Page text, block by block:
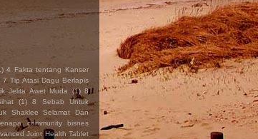
4 Fakta tentang Kanser
7 Tip Atasi Dagu Berlapis
Jelita Awet Muda (1) 8
(1)
8 Sebab Untuk
Shaklee Selamat Dan
community bisnes
Joint Health Tablet